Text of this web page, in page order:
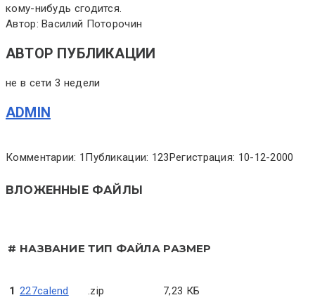
кому-нибудь сгодится.
Автор: Василий Поторочин
АВТОР ПУБЛИКАЦИИ
не в сети 3 недели
ADMIN
Комментарии: 1 Публикации: 123Регистрация: 10-12-2000
ВЛОЖЕННЫЕ ФАЙЛЫ
# НАЗВАНИЕ ТИП ФАЙЛА РАЗМЕР
1 227calend .zip 7,23 КБ